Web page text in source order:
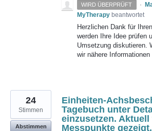
WIRD ÜBERPRÜFT ·
MyTherapy beantwortet
Herzlichen Dank für
werden Ihre Idee prüfen
Umsetzung diskutieren.
wir nähere Informationen
Einheiten-
Tagebuch unter
einzusetzen.
Messpunkte gezeigt.
24
Stimmen
Abstimmen